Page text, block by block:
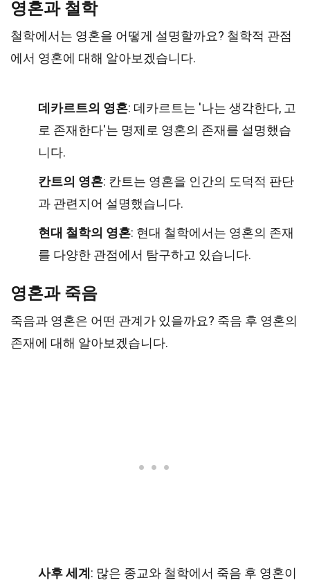
영혼과 철학
철학에서는 영혼을 어떻게 설명할까요? 철학적 관점
에서 영혼에 대해 알아보겠습니다.
데카르트의 영혼: 데카르트는 '나는 생각한다, 고
로 존재한다'는 명제로 영혼의 존재를 설명했습
니다.
칸트의 영혼: 칸트는 영혼을 인간의 도덕적 판단
과 관련지어 설명했습니다.
현대 철학의 영혼: 현대 철학에서는 영혼의 존재
를 다양한 관점에서 탐구하고 있습니다.
영혼과 죽음
죽음과 영혼은 어떤 관계가 있을까요? 죽음 후 영혼의
존재에 대해 알아보겠습니다.
사후 세계 : 많은 종교와 철학에서 죽음 후 영혼이